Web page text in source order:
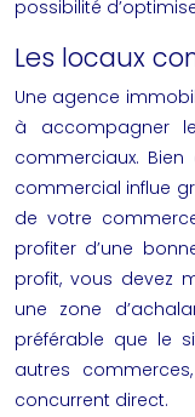
possibilité
Les locaux
Une agence
à accompagner
commerciaux. Bien
commercial influe
de votre
profiter d’une
profit, vous devez
une zone
préférable que le
autres
concurrent direct.